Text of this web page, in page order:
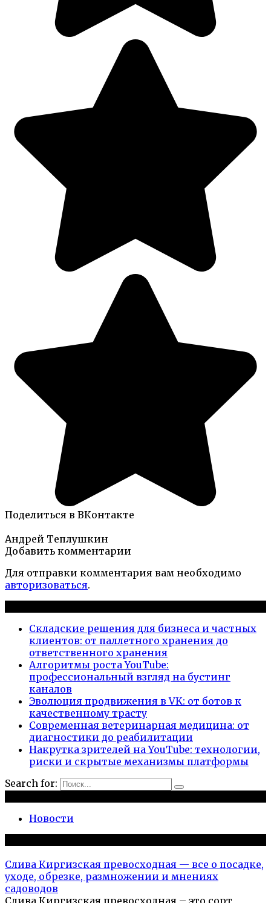
Поделиться в ВКонтакте
Андрей Теплушкин
Добавить комментарии
Для отправки комментария вам необходимо
авторизоваться.
Складские решения для бизнеса и частных
клиентов: от паллетного хранения до
ответственного хранения
Алгоритмы роста YouTube:
профессиональный взгляд на бустинг
каналов
Эволюция продвижения в VK: от ботов к
качественному трасту
Современная ветеринарная медицина: от
диагностики до реабилитации
Накрутка зрителей на YouTube: технологии,
риски и скрытые механизмы платформы
Search for:
Новости
Слива Киргизская превосходная — все о посадке,
уходе, обрезке, размножении и мнениях
садоводов
Слива Киргизская превосходная – это сорт